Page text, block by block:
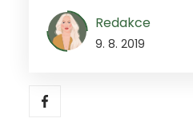
Redakce
9. 8. 2019